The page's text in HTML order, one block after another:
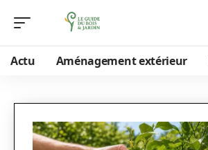
Actu Aménagement extérieur